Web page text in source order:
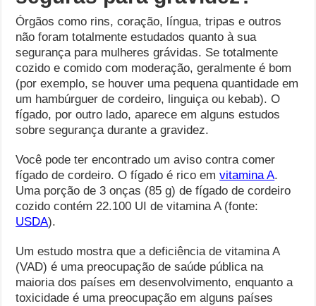
Órgãos como rins, coração, língua, tripas e outros
não foram totalmente estudados quanto à sua
segurança para mulheres grávidas. Se totalmente
cozido e comido com moderação, geralmente é bom
(por exemplo, se houver uma pequena quantidade em
um hambúrguer de cordeiro, linguiça ou kebab). O
fígado, por outro lado, aparece em alguns estudos
sobre segurança durante a gravidez.
Você pode ter encontrado um aviso contra comer
fígado de cordeiro. O fígado é rico emvitamina A.
Uma porção de 3 onças (85 g) de fígado de cordeiro
cozido contém 22.100 UI de vitamina A (fonte:
USDA).
Um estudo mostra que a deficiência de vitamina A
(VAD) é uma preocupação de saúde pública na
maioria dos países em desenvolvimento, enquanto a
toxicidade é uma preocupação em alguns países